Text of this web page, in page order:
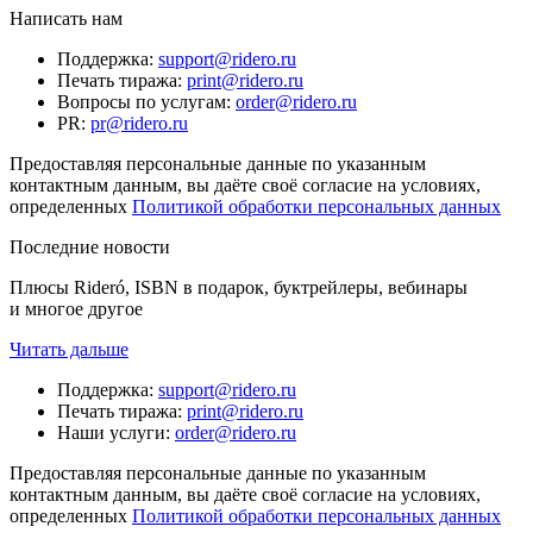
Написать нам
Поддержка: support@ridero.ru
Печать тиража: print@ridero.ru
Вопросы по услугам: order@ridero.ru
PR: pr@ridero.ru
Предоставляя персональные данные по указанным
контактным данным, вы даёте своё согласие на условиях,
определенных Политикой обработки персональных данных
Последние новости
Плюсы Rideró, ISBN в подарок, буктрейлеры, вебинары
и многое другое
Читать дальше
Поддержка: support@ridero.ru
Печать тиража: print@ridero.ru
Наши услуги: order@ridero.ru
Предоставляя персональные данные по указанным
контактным данным, вы даёте своё согласие на условиях,
определенных Политикой обработки персональных данных